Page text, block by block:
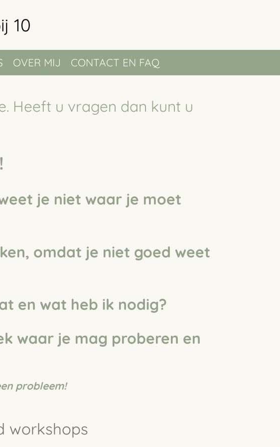
10
OVER MIJ CONTACT EN FAQ
Heeft u vragen dan kunt u
je niet waar je moet
omdat je niet goed weet
en wat heb ik nodig?
waar je mag proberen en
probleem!
workshops